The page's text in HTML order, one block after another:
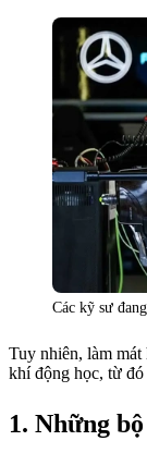
Các kỹ sư
Tuy nhiên, làm
khí động học, từ đó
Những